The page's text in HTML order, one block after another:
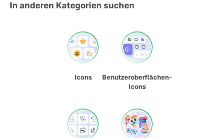
In anderen Kategorien suchen
Icons
Benutzeroberflächen-
Icons